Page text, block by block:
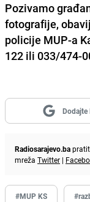
Pozivamo
fotografije,
policije MUP-a
122 ili 033/474-
Dodajte
Radiosarajevo.ba
mreža Twitter |
#MUP KS